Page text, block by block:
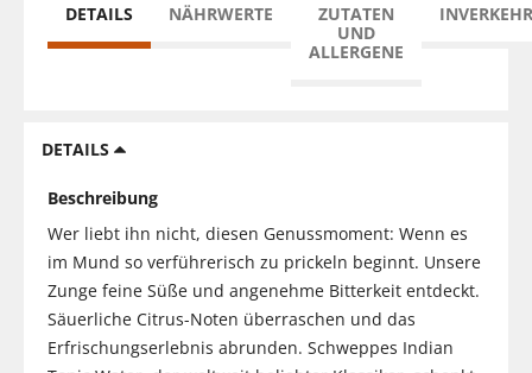
DETAILS NÄHRWERTE
ZUTATEN
UND
ALLERGENE
DETAILS
Beschreibung
Wer liebt ihn nicht, diesen Genussmoment: Wenn es
im Mund so verführerisch zu prickeln beginnt. Unsere
Zunge feine Süße und angenehme Bitterkeit entdeckt.
Säuerliche Citrus-Noten überraschen und das
Erfrischungserlebnis abrunden. Schweppes Indian